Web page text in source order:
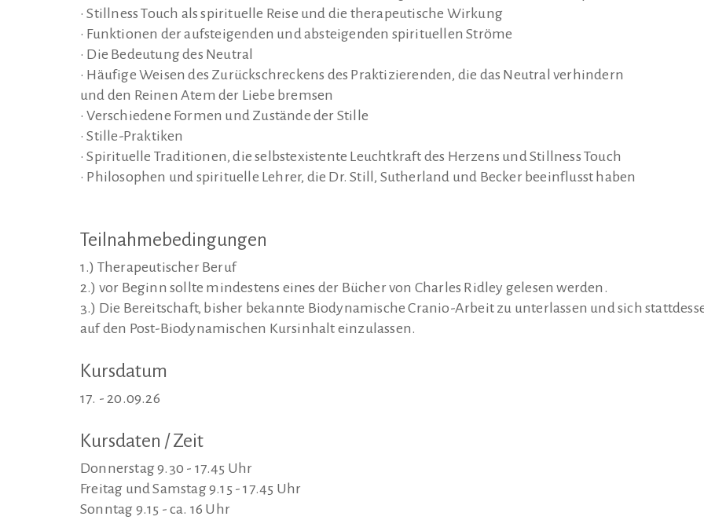
• Stillness Touch als spirituelle Reise und die therapeutische Wirkung
• Funktionen der aufsteigenden und absteigenden spirituellen Ströme
• Die Bedeutung des Neutral
• Häufige Weisen des Zurückschreckens des Praktizierenden, die das Neutral verhindern
und den Reinen Atem der Liebe bremsen
• Verschiedene Formen und Zustände der Stille
• Stille-Praktiken
• Spirituelle Traditionen, die selbstexistente Leuchtkraft des Herzens und Stillness Touch
• Philosophen und spirituelle Lehrer, die Dr. Still, Sutherland und Becker beeinflusst haben
Teilnahmebedingungen
1.) Therapeutischer Beruf
2.) vor Beginn sollte mindestens eines der Bücher von Charles Ridley gelesen werden.
3.) Die Bereitschaft, bisher bekannte Biodynamische Cranio-Arbeit zu unterlassen und sich
auf den Post-Biodynamischen Kursinhalt einzulassen.
Kursdatum
17. - 20.09.26
Kursdaten / Zeit
Donnerstag 9.30 - 17.45 Uhr
Freitag und Samstag 9.15 - 17.45 Uhr
Sonntag 9.15 - ca. 16 Uhr